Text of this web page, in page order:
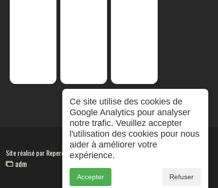
Site réalisé parRepereCom
adm
Ce site utilise des cookies de
Google Analytics pour analyser
notre trafic. Veuillez accepter
l'utilisation des cookies pour nous
aider à améliorer votre
expérience.
Accepter Refuser